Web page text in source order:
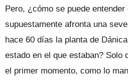
Pero, ¿cómo se puede
supuestamente afronta una
hace 60 días la planta de
estado en el que estaban? Solo
el primer momento, como lo